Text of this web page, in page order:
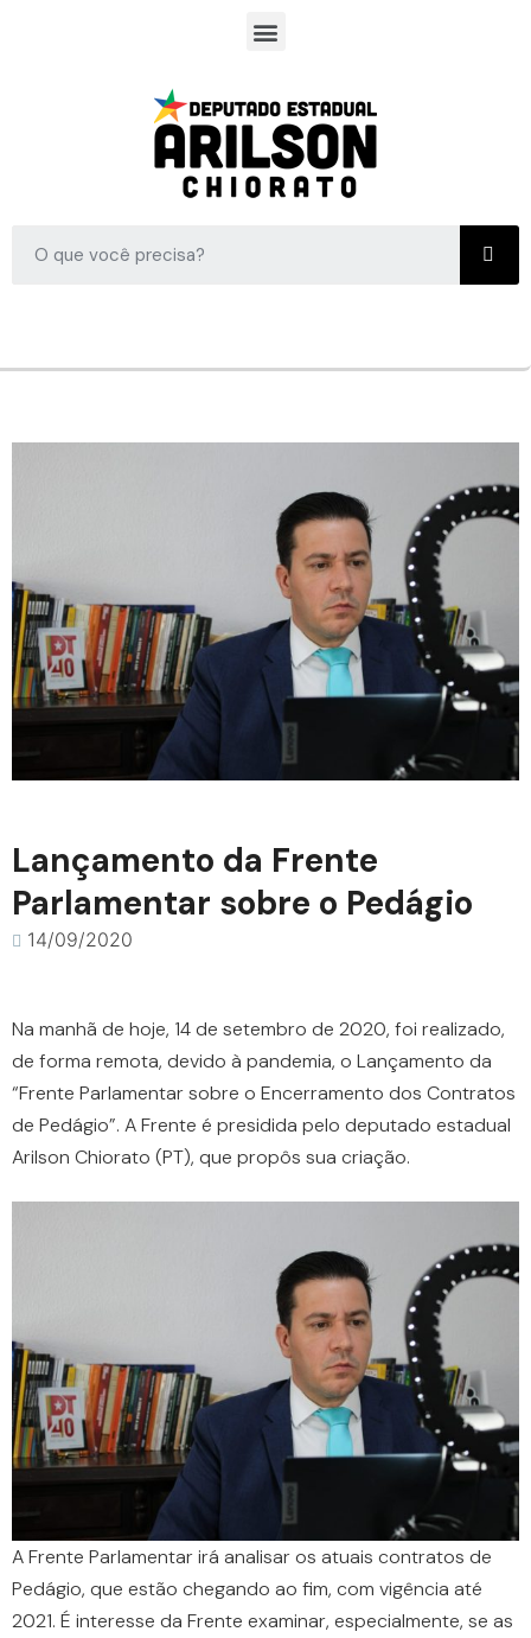
Lançamento da Frente
Parlamentar sobre o Pedágio
14/09/2020
Na manhã de hoje, 14 de setembro de 2020, foi realizado,
de forma remota, devido à pandemia, o Lançamento da
“Frente Parlamentar sobre o Encerramento dos Contratos
de Pedágio”. A Frente é presidida pelo deputado estadual
Arilson Chiorato (PT), que propôs sua criação.
A Frente Parlamentar irá analisar os atuais contratos de
Pedágio, que estão chegando ao fim, com vigência até
2021. É interesse da Frente examinar, especialmente, se as